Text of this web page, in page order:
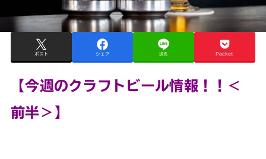
ポスト シェア 送る Pocket
【今週のクラフトビール情報！！＜
前半＞】